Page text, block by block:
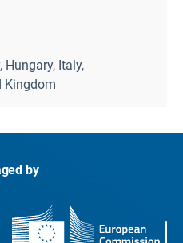
Hungary, Italy,
Kingdom
by